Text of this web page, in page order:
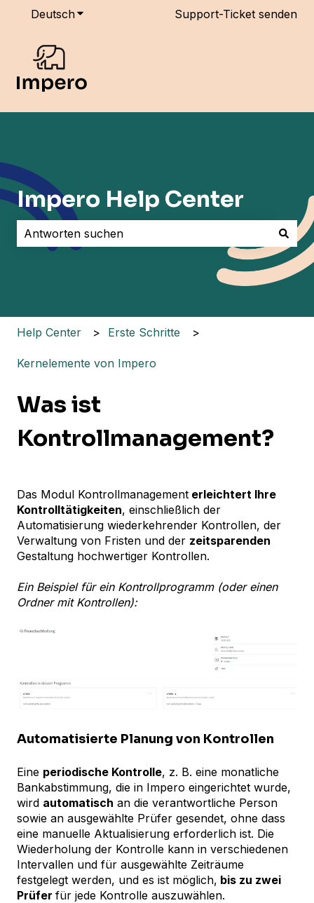
DeutschUntermenü für Übersetzungen anzeigen
Support-Ticket senden
Impero Help Center
Es gibt keine Vorschläge, da das Suchfeld leer ist.
Help Center Erste Schritte
Kernelemente von Impero
Was ist
Kontrollmanagement?
Das Modul Kontrollmanagement erleichtert Ihre
Kontrolltätigkeiten, einschließlich der
Automatisierung wiederkehrender Kontrollen, der
Verwaltung von Fristen und der zeitsparenden
Gestaltung hochwertiger Kontrollen.
Ein Beispiel für ein Kontrollprogramm (oder einen
Ordner mit Kontrollen):
Automatisierte Planung von Kontrollen
Eine periodische Kontrolle, z. B. eine monatliche
Bankabstimmung, die in Impero eingerichtet wurde,
wird automatisch an die verantwortliche Person
sowie an ausgewählte Prüfer gesendet, ohne dass
eine manuelle Aktualisierung erforderlich ist. Die
Wiederholung der Kontrolle kann in verschiedenen
Intervallen und für ausgewählte Zeiträume
festgelegt werden, und es ist möglich, bis zu zwei
Prüfer für jede Kontrolle auszuwählen.